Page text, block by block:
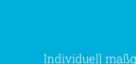
Individuell